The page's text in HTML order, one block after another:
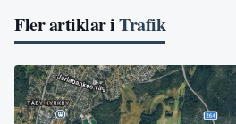
Fler artiklar iTrafik